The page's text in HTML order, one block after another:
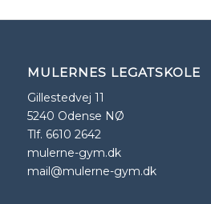
MULERNES LEGATSKOLE
Gillestedvej 11
5240 Odense NØ
Tlf. 6610 2642
mulerne-gym.dk
mail@mulerne-gym.dk